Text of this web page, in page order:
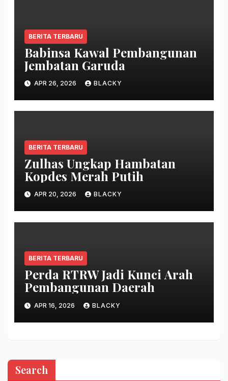
BERITA TERBARU
Babinsa Kawal Pembangunan
Jembatan Garuda
APR 26, 2026 BLACKY
BERITA TERBARU
Zulhas Ungkap Hambatan
Kopdes Merah Putih
APR 20, 2026 BLACKY
BERITA TERBARU
Perda RTRW Jadi Kunci Arah
Pembangunan Daerah
APR 16, 2026 BLACKY
Search